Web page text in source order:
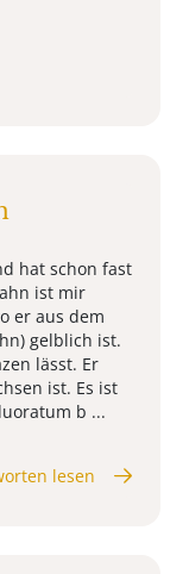
hat schon fast
ist mir
er aus dem
gelblich ist.
lässt. Er
ist. Es ist
b ...
lesen